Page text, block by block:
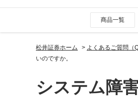
商品一覧
松井証券ホーム > よくあるご質問（
いのですか。
システム障